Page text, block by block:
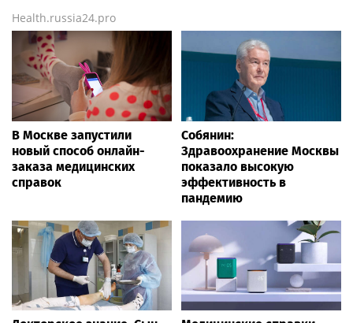
Health.russia24.pro
В Москве запустили
новый способ онлайн-
заказа медицинских
справок
Собянин:
Здравоохранение Москвы
показало высокую
эффективность в
пандемию